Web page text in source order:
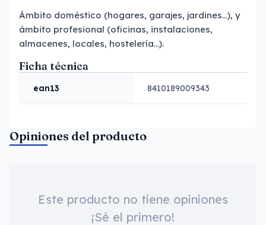
Ámbito doméstico (hogares, garajes, jardines…), y
ámbito profesional (oficinas, instalaciones,
almacenes, locales, hostelería…).
Ficha técnica
ean13 8410189009343
Opiniones del producto
Este producto no tiene opiniones
¡Sé el primero!